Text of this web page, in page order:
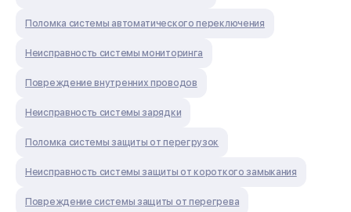
Поломка системы автоматического переключения
Неисправность системы мониторинга
Повреждение внутренних проводов
Неисправность системы зарядки
Поломка системы защиты от перегрузок
Неисправность системы защиты от короткого замыкания
Повреждение системы защиты от перегрева